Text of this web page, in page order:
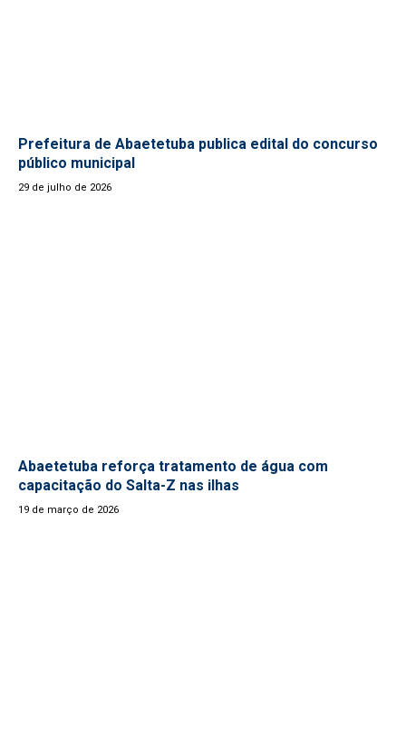
Prefeitura de Abaetetuba publica edital do concurso
público municipal
29 de julho de 2026
Abaetetuba reforça tratamento de água com
capacitação do Salta-Z nas ilhas
19 de março de 2026